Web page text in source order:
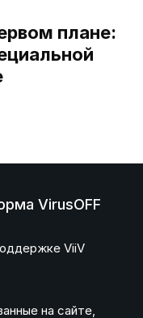
плане:
VirusOFF
ViiV
на сайте,